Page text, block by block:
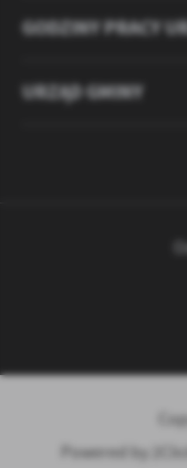
GODZINY PRACY
URZĄD GMINY
Powered by